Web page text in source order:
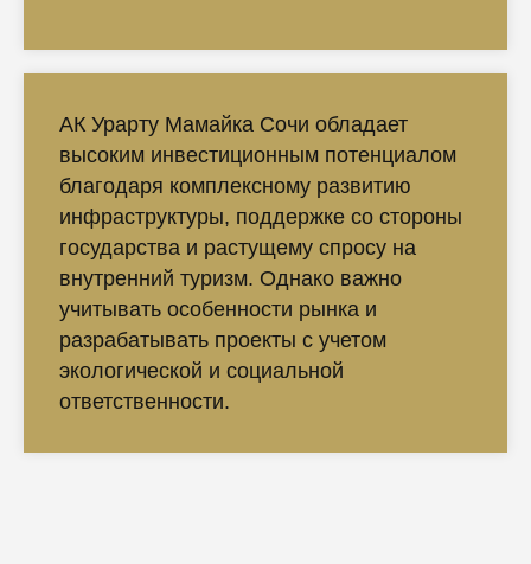
АК Урарту Мамайка Сочи обладает
высоким инвестиционным потенциалом
благодаря комплексному развитию
инфраструктуры, поддержке со стороны
государства и растущему спросу на
внутренний туризм. Однако важно
учитывать особенности рынка и
разрабатывать проекты с учетом
экологической и социальной
ответственности.